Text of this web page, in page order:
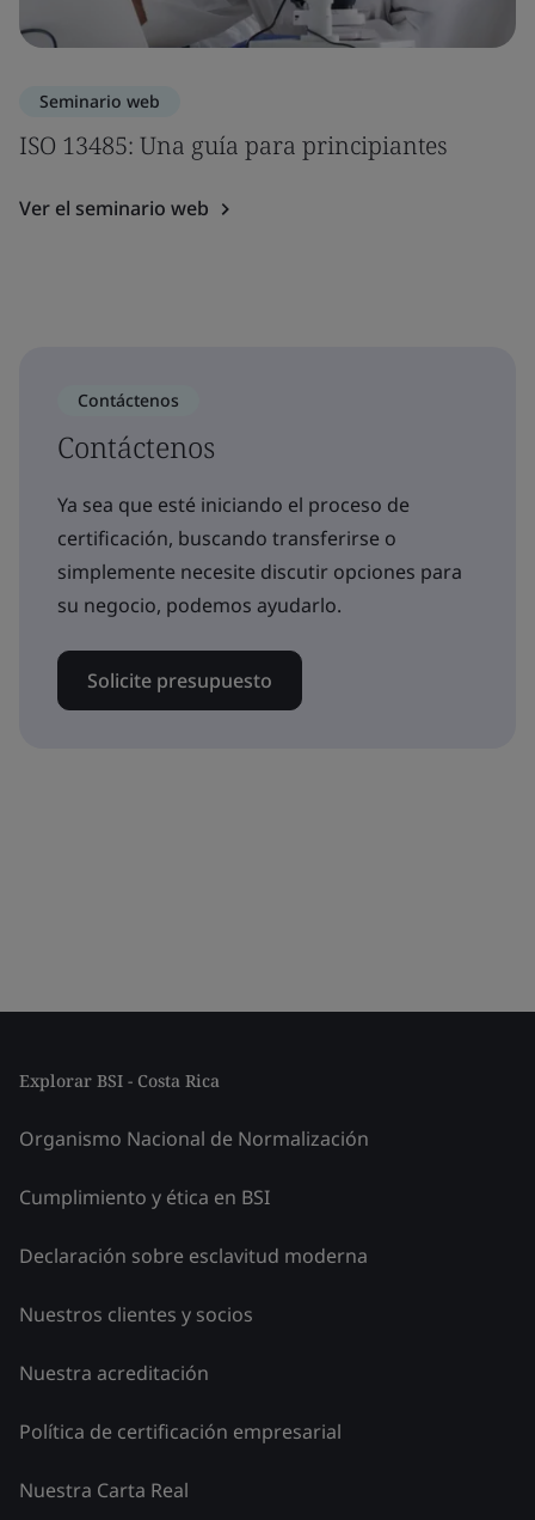
Seminario web
ISO 13485: Una guía para principiantes
Ver el seminario web
Contáctenos
Contáctenos
Ya sea que esté iniciando el proceso de
certificación, buscando transferirse o
simplemente necesite discutir opciones para
su negocio, podemos ayudarlo.
Solicite presupuesto
Explorar BSI - Costa Rica
Organismo Nacional de Normalización
Cumplimiento y ética en BSI
Declaración sobre esclavitud moderna
Nuestros clientes y socios
Nuestra acreditación
Política de certificación empresarial
Nuestra Carta Real